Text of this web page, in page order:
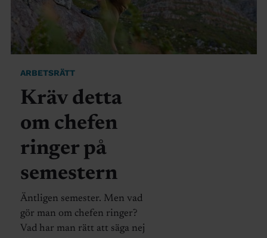
ARBETSRÄTT
Kräv detta
om chefen
ringer på
semestern
Äntligen semester. Men vad
gör man om chefen ringer?
Vad har man rätt att säga nej